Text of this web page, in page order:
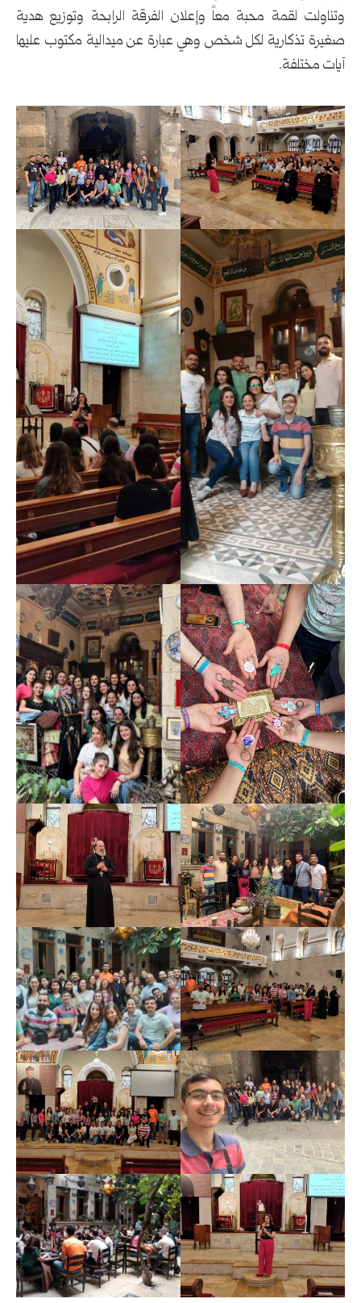
وتناولت لقمة محبة معاً وإعلان الفرقة الرابحة وتوزيع هدية
صغيرة تذكارية لكل شخص وهي عبارة عن ميدالية مكتوب عليها
آيات مختلفة.